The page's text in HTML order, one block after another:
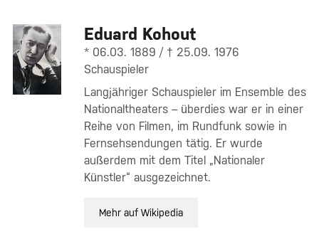
Eduard Kohout
* 06.03. 1889 / † 25.09. 1976
Schauspieler
Langjähriger Schauspieler im Ensemble des
Nationaltheaters – überdies war er in einer
Reihe von Filmen, im Rundfunk sowie in
Fernsehsendungen tätig. Er wurde
außerdem mit dem Titel „Nationaler
Künstler“ ausgezeichnet.
Mehr auf Wikipedia